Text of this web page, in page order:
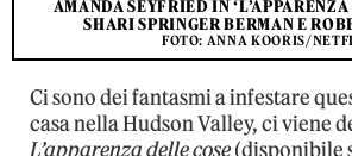
AMANDA SEYFRIED IN
SHARI SPRINGER BERMAN E
FOTO: ANNA KOORIS/
Ci sono dei fantasmi a infestare
casa nella Hudson Valley, ci viene
L’apparenza delle cose(disponibile